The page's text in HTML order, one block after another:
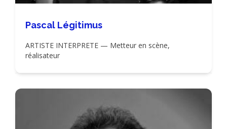
Pascal Légitimus
ARTISTE INTERPRETE — Metteur en scène,
réalisateur